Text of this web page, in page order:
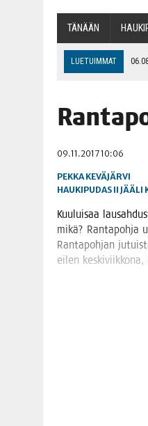
TÄNÄÄN
LUETUIMMAT
06.08.2026
06.08.2026 |
09.11.2017 10:06
PEKKA KEVÄJÄRVI
HAUKIPUDAS II JÄÄLI
Kuu­lui­saa
mikä? Ran­ta­poh­ja
Ran­ta­poh­jan
eilen